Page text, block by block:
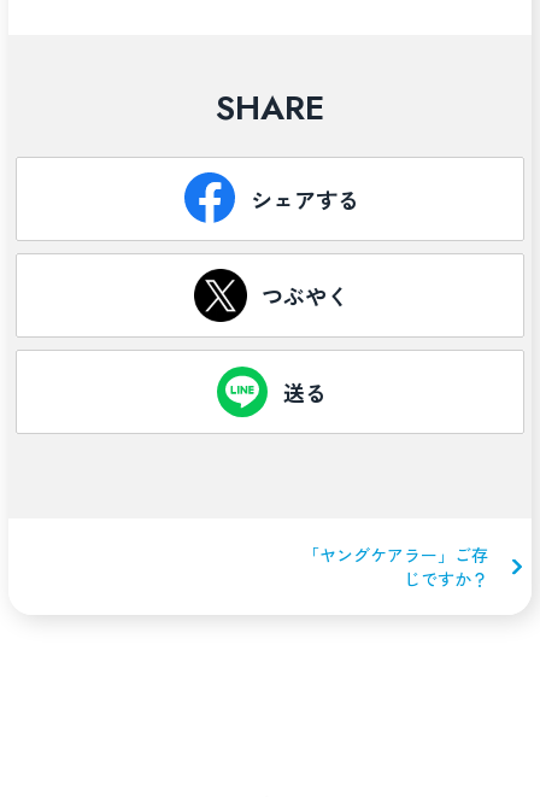
SHARE
シェアする
つぶやく
送る
「ヤングケアラー」ご存
じですか？